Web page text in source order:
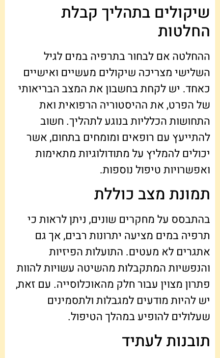
שיקולים בתהליך קבלת
החלטות
ההחלטה אם לבחור בתרפיה במים לגיל
השלישי מצריכה שיקולים מעשיים ואישיים
כאחד. יש לקחת בחשבון את המצב הבריאותי
של הפרט, את ההיסטוריה הרפואית ואת
התחושות הכלליות בנוגע לתהליך. חשוב
להתייעץ עם רופאים ומומחים בתחום, אשר
יכולים להמליץ על מתודולוגיות מתאימות
ואפשרויות טיפול נוספות.
תמונת מצב כוללת
בהתבסס על מחקרים שונים, ניתן לראות כי
תרפיה במים מציעה יתרונות רבים, אך גם
אתגרים לא מעטים. התועלות הפיזיות
והנפשיות המתקבלות מהשיטה עשויות להוות
פתרון מצוין עבור חלק מהאוכלוסייה. עם זאת,
יש להיות מודעים למגבלות ולתסמינים
שעלולים להופיע במהלך הטיפול.
תובנות לעתיד